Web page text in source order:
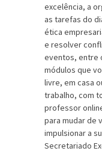
excelência, a
as tarefas do
ética
e resolver
eventos, entre
módulos que
livre, em casa
trabalho, com
professor
para mudar de
impulsionar a
Secretariado